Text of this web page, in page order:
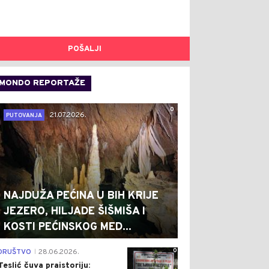
0
| |
POŠALJI
MONDO REPORTAŽE
0
PUTOVANJA
21.07.2026.
NAJDUŽA PEĆINA U BIH KRIJE
JEZERO, HILJADE ŠIŠMIŠA I
KOSTI PEĆINSKOG MED...
0
28.06.2026.
čuva praistoriju: